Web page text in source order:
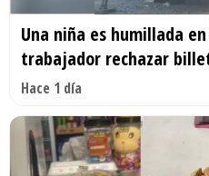
Una niña es humillada
trabajador rechazar
Hace 1 día